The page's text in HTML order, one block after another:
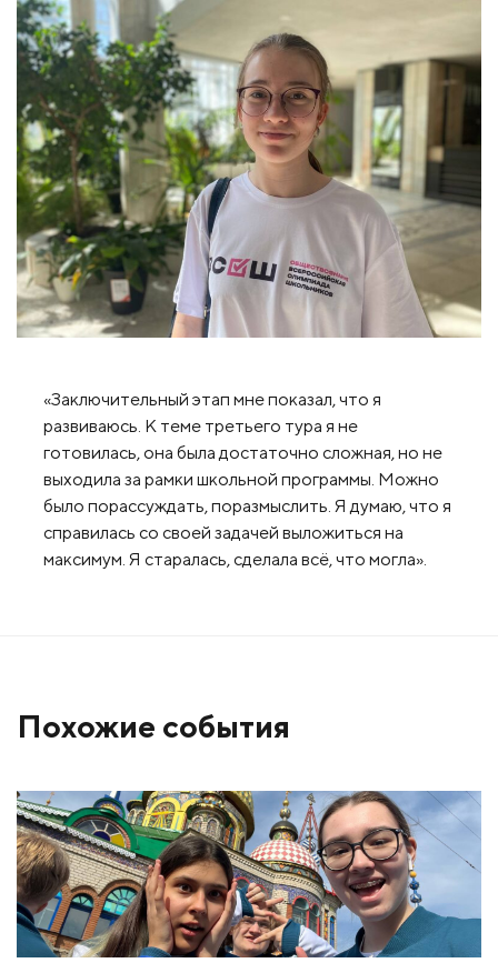
«Заключительный этап мне показал, что я
развиваюсь. К теме третьего тура я не
готовилась, она была достаточно сложная, но не
выходила за рамки школьной программы. Можно
было порассуждать, поразмыслить. Я думаю, что я
справилась со своей задачей выложиться на
максимум. Я старалась, сделала всё, что могла».
Похожие события